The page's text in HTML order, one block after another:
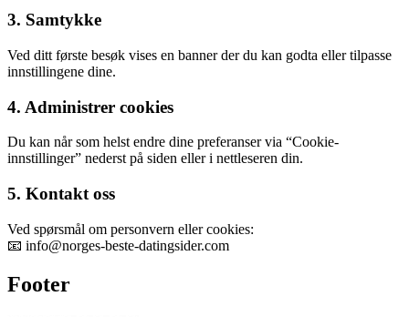
3. Samtykke
Ved ditt første besøk vises en banner der du kan godta eller tilpasse
innstillingene dine.
4. Administrer cookies
Du kan når som helst endre dine preferanser via “Cookie-
innstillinger” nederst på siden eller i nettleseren din.
5. Kontakt oss
Ved spørsmål om personvern eller cookies:
📧 info@norges-beste-datingsider.com
Footer